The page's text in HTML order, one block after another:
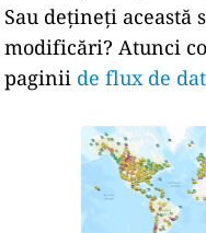
Sau dețineți această
modificări? Atunci
paginii de flux de